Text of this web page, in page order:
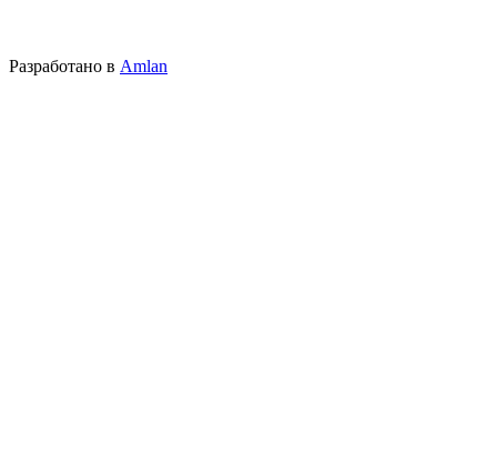
Разработано в Amlan